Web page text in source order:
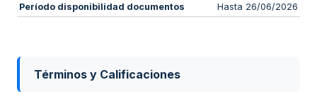
Período disponibilidad documentos Hasta 26/06/2026
Términos y Calificaciones